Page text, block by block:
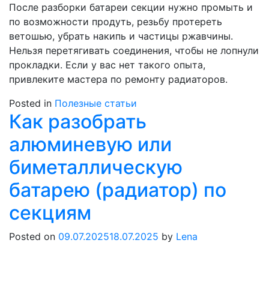
После разборки батареи секции нужно промыть и
по возможности продуть, резьбу протереть
ветошью, убрать накипь и частицы ржавчины.
Нельзя перетягивать соединения, чтобы не лопнули
прокладки. Если у вас нет такого опыта,
привлеките мастера по ремонту радиаторов.
Posted in Полезные статьи
Как разобрать
алюминевую или
биметаллическую
батарею (радиатор) по
секциям
Posted on 09.07.202518.07.2025 by Lena